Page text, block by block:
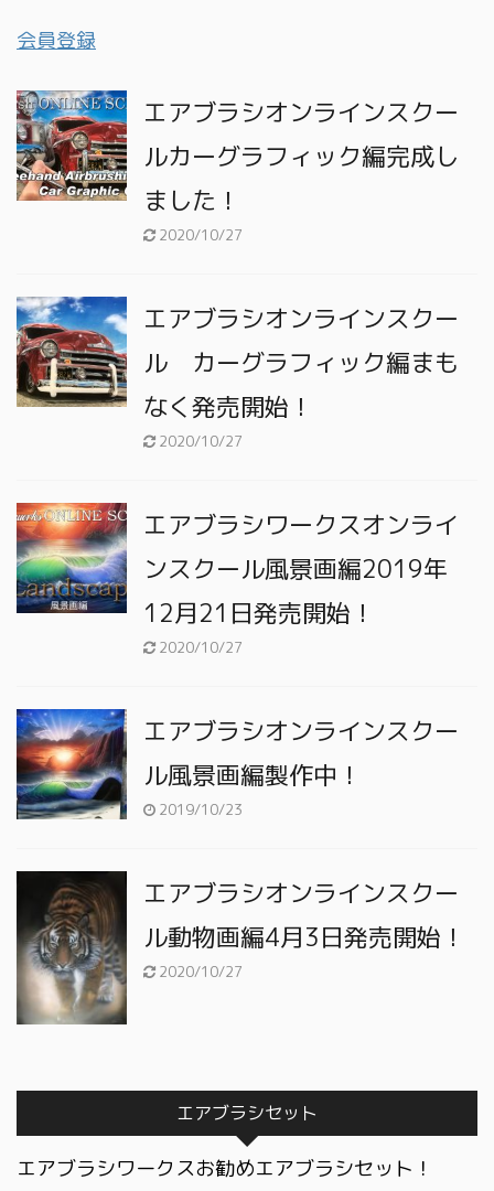
会員登録
エアブラシオンラインスクー
ルカーグラフィック編完成し
ました！
2020/10/27
エアブラシオンラインスクー
ル カーグラフィック編まも
なく発売開始！
2020/10/27
エアブラシワークスオンライ
ンスクール風景画編2019年
12月21日発売開始！
2020/10/27
エアブラシオンラインスクー
ル風景画編製作中！
2019/10/23
エアブラシオンラインスクー
ル動物画編4月3日発売開始！
2020/10/27
エアブラシセット
エアブラシワークスお勧めエアブラシセット！